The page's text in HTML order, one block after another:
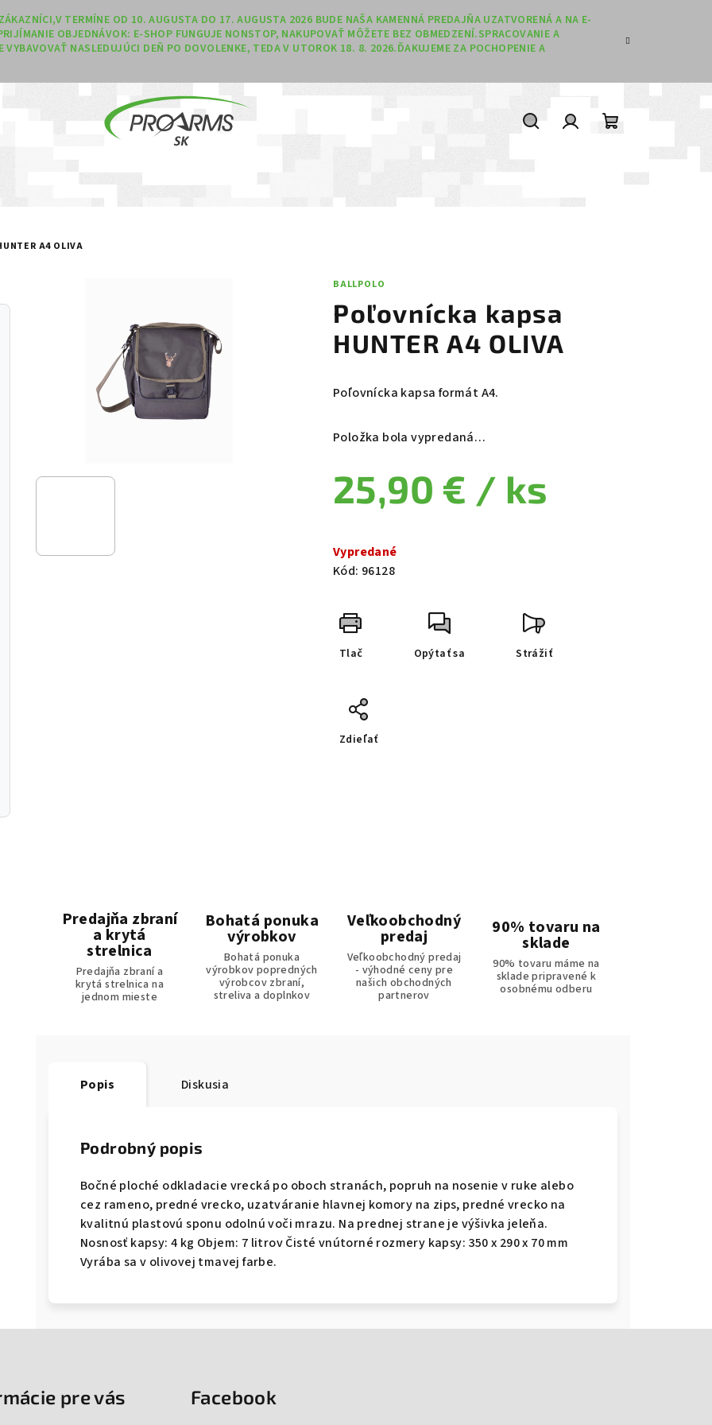
TERMÍNE OD 10. AUGUSTA DO 17. AUGUSTA 2026 BUDE NAŠA KAMENNÁ PREDAJŇA UZATVORENÁ A NA E-
OBJEDNÁVOK: E-SHOP FUNGUJE NONSTOP, NAKUPOVAŤ MÔŽETE BEZ OBMEDZENÍ.SPRACOVANIE A
VYBAVOVAŤ NASLEDUJÚCI DEŇ PO DOVOLENKE, TEDA V UTOROK 18. 8. 2026.ĎAKUJEME ZA POCHOPENIE A
Nákupný košík
A4 OLIVA
BALLPOLO
Poľovnícka kapsa
HUNTER A4 OLIVA
Poľovnícka kapsa formát A4.
Položka bola vypredaná…
25,90 € / ks
Vypredané
Kód: 96128
Tlač Opýtať sa Strážiť
Zdieľať
Predajňa zbraní
a krytá
strelnica
Predajňa zbraní a
krytá strelnica na
jednom mieste
Bohatá ponuka
výrobkov
Bohatá ponuka
výrobkov popredných
výrobcov zbraní,
streliva a doplnkov
Veľkoobchodný
predaj
Veľkoobchodný predaj
- výhodné ceny pre
našich obchodných
partnerov
90% tovaru na
sklade
90% tovaru máme na
sklade pripravené k
osobnému odberu
Popis Diskusia
Podrobný popis
Bočné ploché odkladacie vrecká po oboch stranách, popruh na nosenie v ruke alebo
cez rameno, predné vrecko, uzatváranie hlavnej komory na zips, predné vrecko na
kvalitnú plastovú sponu odolnú voči mrazu. Na prednej strane je výšivka jeleňa.
Nosnosť kapsy: 4 kg Objem: 7 litrov Čisté vnútorné rozmery kapsy: 350 x 290 x 70 mm
Vyrába sa v olivovej tmavej farbe.
pre vás Facebook